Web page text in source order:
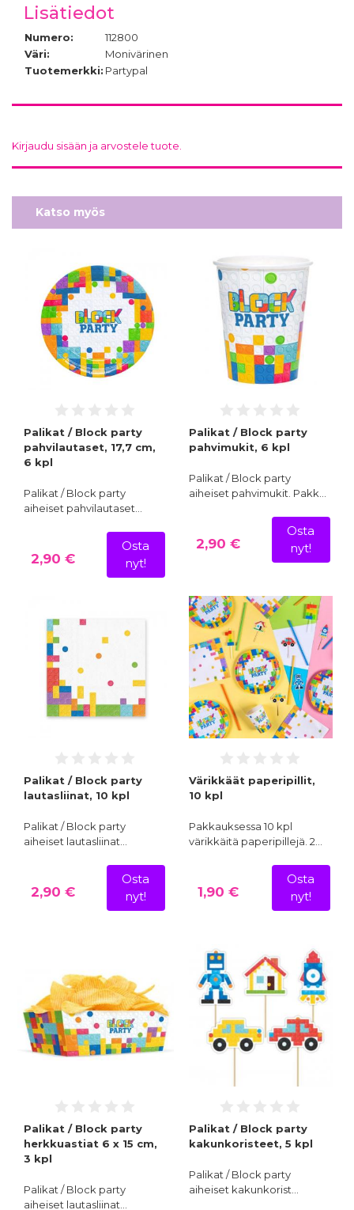
Lisätiedot
Numero:
112800
Väri:
Monivärinen
Tuotemerkki: Partypal
Kirjaudu sisään ja arvostele tuote.
Katso myös
Palikat / Block party
pahvilautaset, 17,7 cm,
6 kpl
Palikat / Block party
aiheiset pahvilautaset…
2,90 €
Osta
nyt!
Palikat / Block party
pahvimukit, 6 kpl
Palikat / Block party
aiheiset pahvimukit. Pakk…
2,90 €
Osta
nyt!
Palikat / Block party
lautasliinat, 10 kpl
Palikat / Block party
aiheiset lautasliinat…
2,90 €
Osta
nyt!
Värikkäät paperipillit,
10 kpl
Pakkauksessa 10 kpl
värikkäitä paperipillejä. 2…
1,90 €
Osta
nyt!
Palikat / Block party
herkkuastiat 6 x 15 cm,
3 kpl
Palikat / Block party
aiheiset lautasliinat…
Palikat / Block party
kakunkoristeet, 5 kpl
Palikat / Block party
aiheiset kakunkorist…